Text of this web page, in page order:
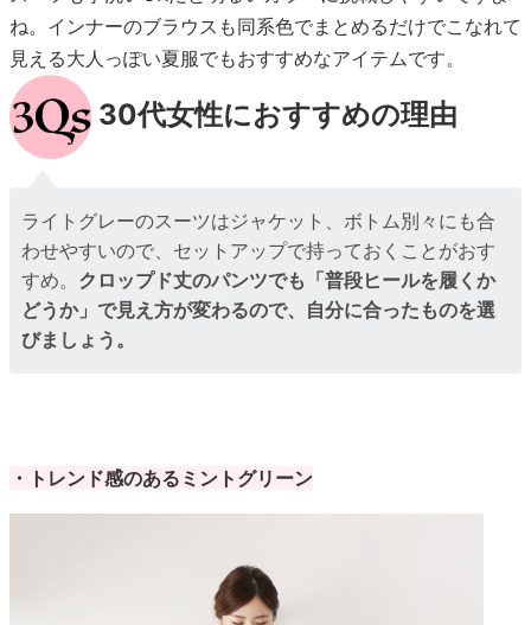
ね。インナーのブラウスも同系色でまとめるだけでこなれて
見える大人っぽい夏服でもおすすめなアイテムです。
30代女性におすすめの理由
ライトグレーのスーツはジャケット、ボトム別々にも合
わせやすいので、セットアップで持っておくことがおす
すめ。 クロップド丈のパンツでも「普段ヒールを履くか
どうか」で見え方が変わるので、自分に合ったものを選
びましょう。
・トレンド感のあるミントグリーン